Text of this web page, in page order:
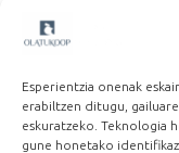
Esperientzia onenak
erabiltzen ditugu,
eskuratzeko. Teknologia
gune honetako